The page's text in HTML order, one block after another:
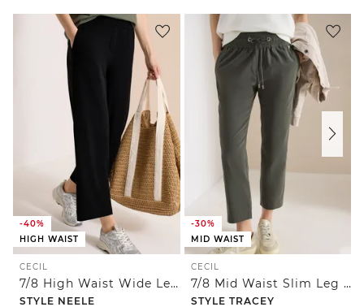
-40%
HIGH WAIST
CECIL
7/8 High Waist Wide Leg Jerseyhose im Loose Fit
STYLE NEELE
-30%
MID WAIST
CECIL
7/8 Mid Waist Slim Leg Hose im Casual Fit
STYLE TRACEY